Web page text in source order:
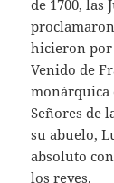
de 1700, las
hicieron por
Venido de
monárquica
Señores de
su abuelo,
absoluto
los reyes.